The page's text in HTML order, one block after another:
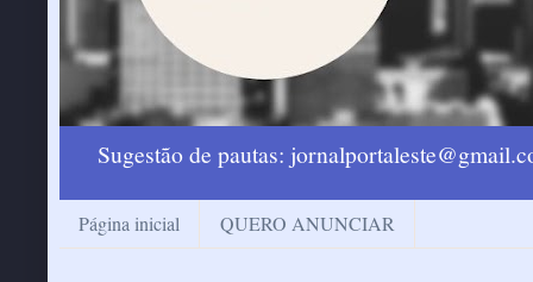
Sugestão de pautas:
Página inicial QUERO ANUNCIAR